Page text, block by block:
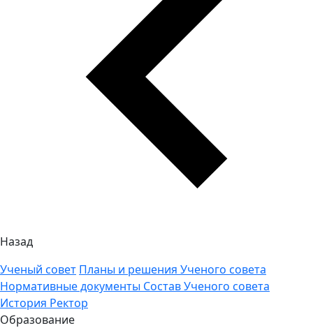
Назад
Ученый совет Планы и решения Ученого совета
Нормативные документы Состав Ученого совета
История Ректор
Образование